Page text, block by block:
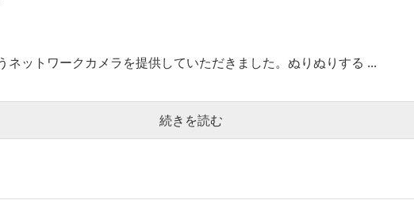
ネットワークカメラを提供していただきました。ぬりぬりする ...
続きを読む